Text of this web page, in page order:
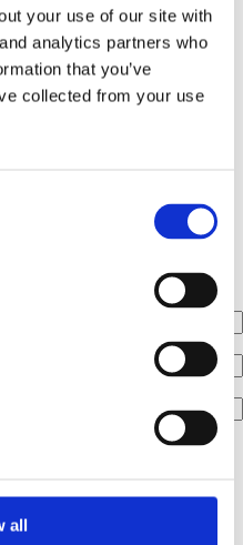
your use of our site with
analytics partners who
that you’ve
collected from your use
all
eventi